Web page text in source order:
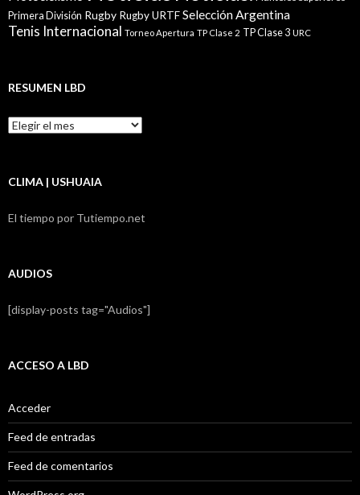
Primera División Rugby Rugby URTFSelección Argentina
Tenis Internacional Torneo Apertura TP Clase 2 TP Clase 3 URC
RESUMEN LBD
Resumen
LBD
CLIMA | USHUAIA
El tiempo por Tutiempo.net
AUDIOS
[display-posts tag="Audios"]
ACCESO A LBD
Acceder
Feed de entradas
Feed de comentarios